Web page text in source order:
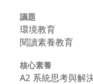
議題
環境教育
閱讀素養教育
核心素養
A2 系統思考與解